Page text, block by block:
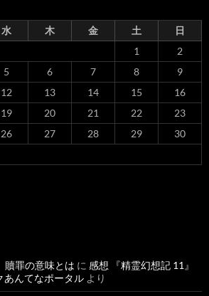
水 木 金 土
日
1
2
5 6 7 8
9
12 13 14 15
16
19 20 21 22
23
26 27 28 29
30
贖罪の意味とは に 感想 『精霊幻想記 11』
あんてなポータル より